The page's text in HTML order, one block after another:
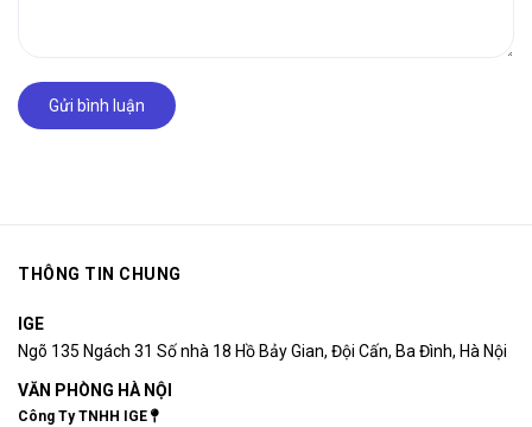
Gửi bình luận
THÔNG TIN CHUNG
IGE
Ngõ 135 Ngách 31 Số nhà 18 Hồ Bảy Gian, Đội Cấn, Ba Đình, Hà Nội
VĂN PHÒNG HÀ NỘI
Công Ty TNHH IGE